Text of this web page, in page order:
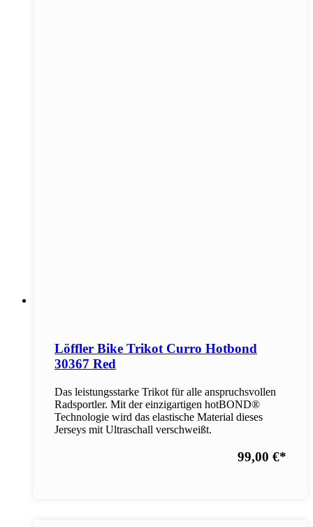
Löffler Bike Trikot Curro Hotbond
30367 Red
Das leistungsstarke Trikot für alle anspruchsvollen
Radsportler. Mit der einzigartigen hotBOND®
Technologie wird das elastische Material dieses
Jerseys mit Ultraschall verschweißt.
99,00 €*